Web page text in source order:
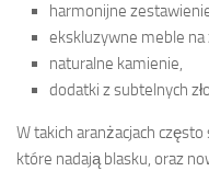
harmonijne
ekskluzywne meble na
naturalne kamienie,
dodatki z subtelnych
W takich aranżacjach
które nadają blasku, oraz